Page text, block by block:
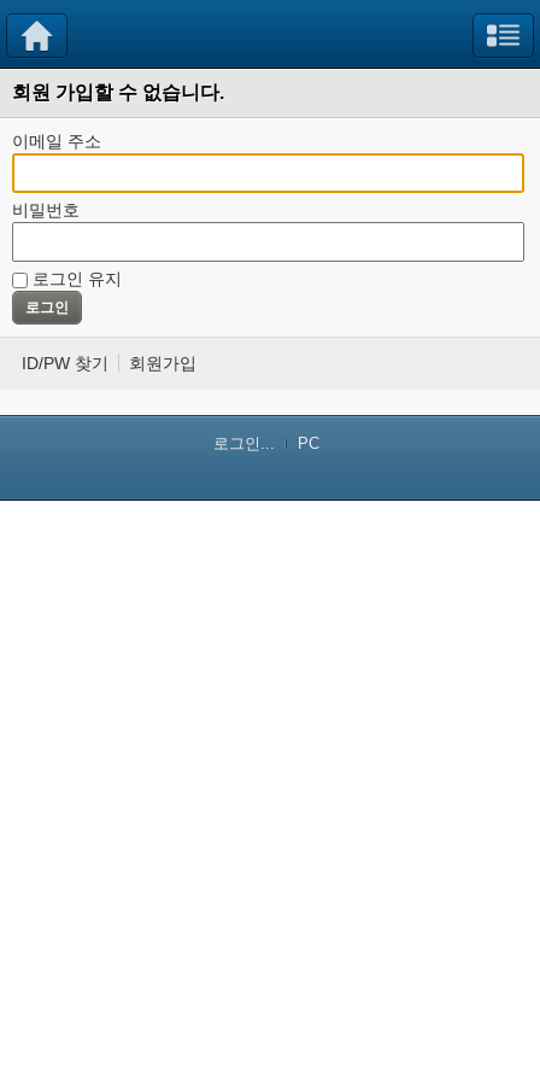
회원 가입할 수 없습니다.
이메일 주소
비밀번호
로그인 유지
ID/PW 찾기 회원가입
로그인... PC